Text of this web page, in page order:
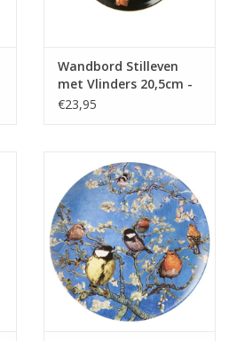
Wandbord Stilleven
met Vlinders 20,5cm -
Heinen Delfts Blauw
€23,95